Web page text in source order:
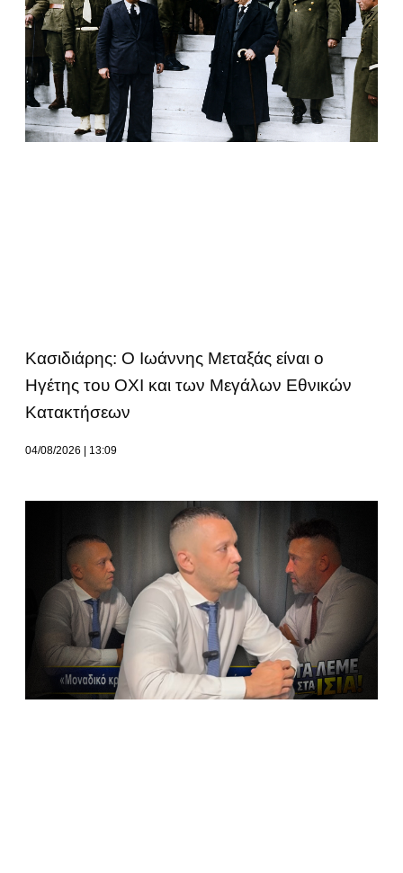
Κασιδιάρης: Ο Ιωάννης Μεταξάς είναι ο
Ηγέτης του ΟΧΙ και των Μεγάλων Εθνικών
Κατακτήσεων
04/08/2026 13:09